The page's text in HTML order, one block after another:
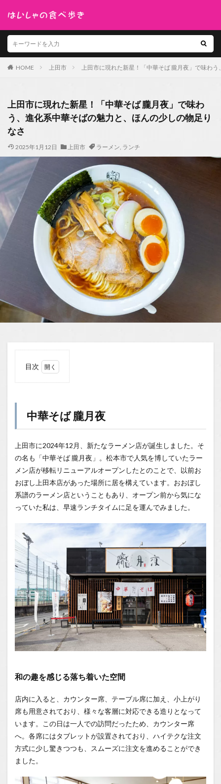
HOME 上田市 上田市に現れた新星！「中華そば 朧月夜」で味わ
上田市に現れた新星！「中華そば 朧月夜」で味わ
う、進化系中華そばの魅力と、ほんの少しの物足り
なさ
2025年1月12日 上田市 ラーメン, ランチ
目次
夜
1.0.1
を感じ
る落ち
着いた
1.0.2
こだわ
り抜か
いざ実
食！味
玉中華
そばと
の対峙
1.0.4
全体的
な感
想：高
評価な
か物足
い…
1.0.5
まと
田の新
定番と
後の展
中華そば 朧月夜
上田市に2024年12月、新たなラーメン店が誕生しました。そ
の名も「中華そば 朧月夜」。松本市で人気を博していたラー
メン店が移転リニューアルオープンしたとのことで、以前お
おぼし上田本店があった場所に居を構えています。おおぼし
系譜のラーメン店ということもあり、オープン前から気にな
っていた私は、早速ランチタイムに足を運んでみました。
和の趣を感じる落ち着いた空間
店内に入ると、カウンター席、テーブル席に加え、小上がり
席も用意されており、様々な客層に対応できる造りとなって
います。この日は一人での訪問だったため、カウンター席
へ。各席にはタブレットが設置されており、ハイテクな注文
方式に少し驚きつつも、スムーズに注文を進めることができ
ました。